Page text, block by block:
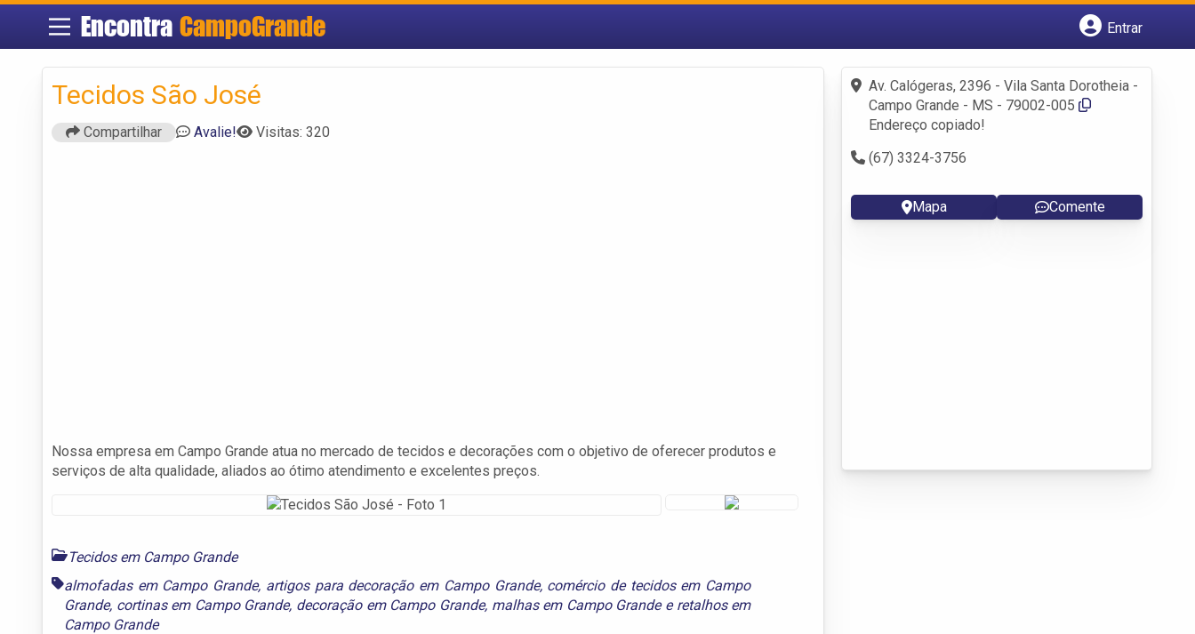
Encontra CampoGrande
Entrar
Fazer login
Criar conta
Tecidos São José
Compartilhar Avalie! Visitas: 320
Nossa empresa em Campo Grande atua no mercado de tecidos e decorações com o objetivo de oferecer produtos e
serviços de alta qualidade, aliados ao ótimo atendimento e excelentes preços.
Tecidos em Campo Grande
almofadas em Campo Grande, artigos para decoração em Campo Grande, comércio de tecidos em Campo
Grande, cortinas em Campo Grande, decoração em Campo Grande, malhas em Campo Grandee retalhos em
Campo Grande
Av. Calógeras, 2396 - Vila Santa Dorotheia -
Campo Grande - MS - 79002-005
Endereço copiado!
(67) 3324-3756
Mapa Comente